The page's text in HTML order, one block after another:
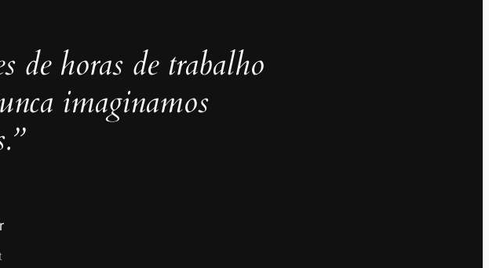
de horas de trabalho
imaginamos